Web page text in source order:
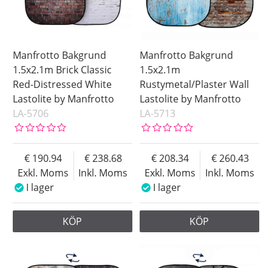
Manfrotto Bakgrund
1.5x2.1m Brick Classic
Red-Distressed White
Lastolite by Manfrotto
LA-5706
Exkl. Moms
190.94
Inkl. Moms
238.68
I lager
KÖP
Manfrotto Bakgrund
1.5x2.1m
Rustymetal/Plaster Wall
Lastolite by Manfrotto
LA-5713
Exkl. Moms
208.34
Inkl. Moms
260.43
I lager
KÖP